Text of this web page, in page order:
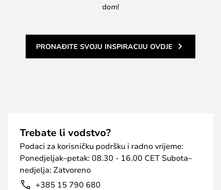
dom!
PRONAĐITE SVOJU INSPIRACIJU OVDJE
Trebate li vodstvo?
Podaci za korisničku podršku i radno vrijeme:
Ponedjeljak–petak: 08.30 - 16.00 CET Subota–
nedjelja: Zatvoreno
+385 15 790 680